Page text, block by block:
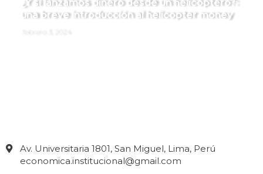
¿Y si lanzamos dinero desde un helicóptero?:
una breve introducción al helicopter money
Av. Universitaria 1801, San Miguel, Lima, Perú
economica.institucional@gmail.com